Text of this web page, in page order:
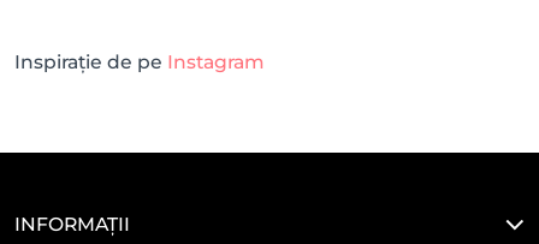
Inspirație de pe Instagram
INFORMAȚII